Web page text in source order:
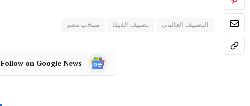
التصنيف العالمي تصنيف الفيفا منتخب مصر
Follow on Google News